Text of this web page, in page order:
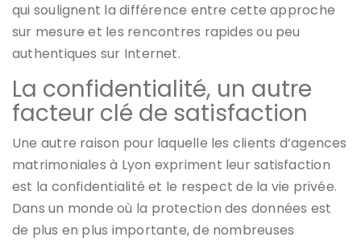
qui soulignent la différence entre cette approche
sur mesure et les rencontres rapides ou peu
authentiques sur Internet.
La confidentialité, un autre
facteur clé de satisfaction
Une autre raison pour laquelle les clients d’agences
matrimoniales à Lyon expriment leur satisfaction
est la confidentialité et le respect de la vie privée.
Dans un monde où la protection des données est
de plus en plus importante, de nombreuses